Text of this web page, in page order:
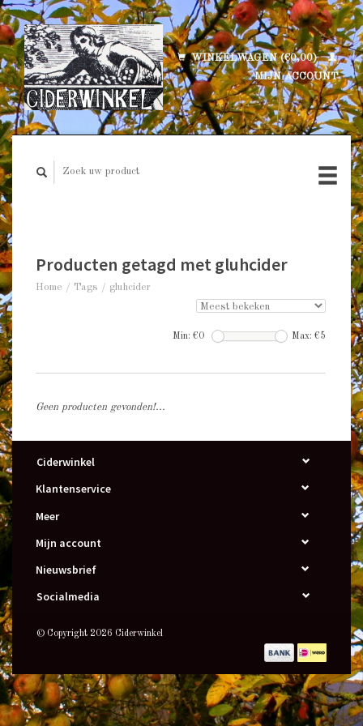
WINKELWAGEN (€0,00)
MIJN ACCOUNT
Producten getagd met gluhcider
Home / Tags / gluhcider
Min: €0 Max: €5
Geen producten gevonden!...
Ciderwinkel
Klantenservice
Meer
Mijn account
Nieuwsbrief
Socialmedia
© Copyright 2026 Ciderwinkel